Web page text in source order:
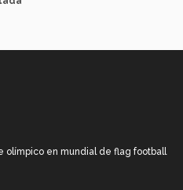
olímpico en mundial de flag football